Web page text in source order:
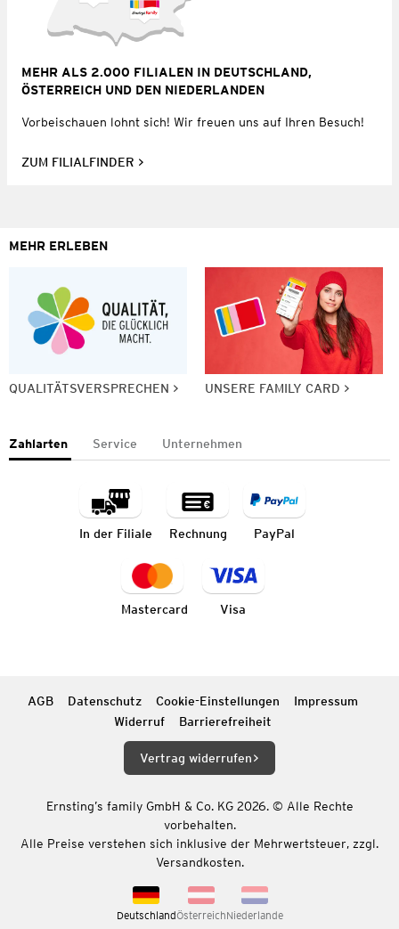
MEHR ALS 2.000 FILIALEN IN DEUTSCHLAND,
ÖSTERREICH UND DEN NIEDERLANDEN
Vorbeischauen lohnt sich! Wir freuen uns auf Ihren Besuch!
ZUM FILIALFINDER
MEHR ERLEBEN
QUALITÄTSVERSPRECHEN UNSERE FAMILY CARD
Zahlarten Service Unternehmen
In der Filiale Rechnung PayPal
Mastercard Visa
AGB Datenschutz Cookie-Einstellungen
Impressum
Widerruf
Barrierefreiheit
Vertrag widerrufen
Ernsting’s family GmbH & Co. KG 2026. © Alle Rechte
vorbehalten.
Alle Preise verstehen sich inklusive der Mehrwertsteuer, zzgl.
Versandkosten.
DeutschlandÖsterreichNiederlande